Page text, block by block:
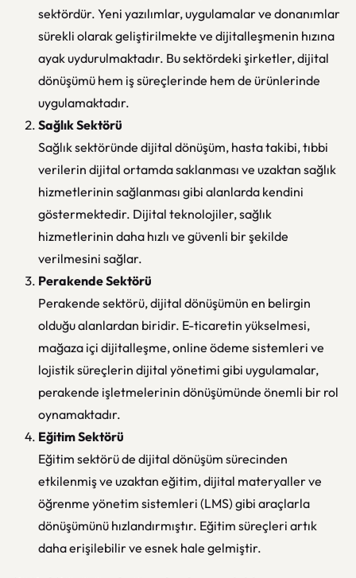
sektördür. Yeni yazılımlar, uygulamalar ve donanımlar
sürekli olarak geliştirilmekte ve dijitalleşmenin hızına
ayak uydurulmaktadır. Bu sektördeki şirketler, dijital
dönüşümü hem iş süreçlerinde hem de ürünlerinde
uygulamaktadır.
Sağlık Sektörü
Sağlık sektöründe dijital dönüşüm, hasta takibi, tıbbi
verilerin dijital ortamda saklanması ve uzaktan sağlık
hizmetlerinin sağlanması gibi alanlarda kendini
göstermektedir. Dijital teknolojiler, sağlık
hizmetlerinin daha hızlı ve güvenli bir şekilde
verilmesini sağlar.
Perakende Sektörü
Perakende sektörü, dijital dönüşümün en belirgin
olduğu alanlardan biridir. E-ticaretin yükselmesi,
mağaza içi dijitalleşme, online ödeme sistemleri ve
lojistik süreçlerin dijital yönetimi gibi uygulamalar,
perakende işletmelerinin dönüşümünde önemli bir rol
oynamaktadır.
Eğitim Sektörü
Eğitim sektörü de dijital dönüşüm sürecinden
etkilenmiş ve uzaktan eğitim, dijital materyaller ve
öğrenme yönetim sistemleri (LMS) gibi araçlarla
dönüşümünü hızlandırmıştır. Eğitim süreçleri artık
daha erişilebilir ve esnek hale gelmiştir.